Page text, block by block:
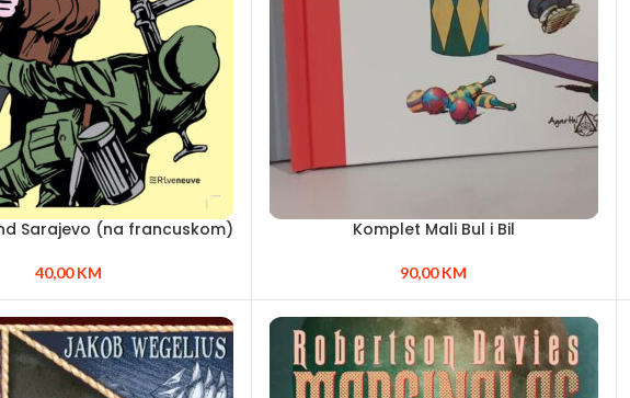
Sarajevo (na francuskom)
40,00KM
Komplet Mali Bul i Bil
90,00KM